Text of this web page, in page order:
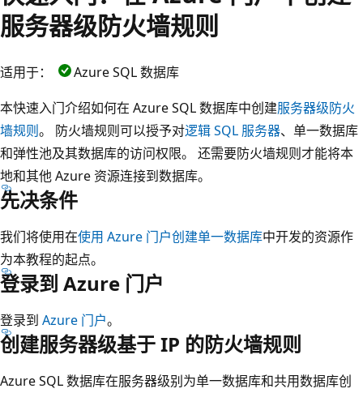
服务器级防火墙规则
适用于：
Azure SQL 数据库
本快速入门介绍如何在 Azure SQL 数据库中创建服务器级防火
墙规则。 防火墙规则可以授予对逻辑 SQL 服务器、单一数据库
和弹性池及其数据库的访问权限。 还需要防火墙规则才能将本
地和其他 Azure 资源连接到数据库。
先决条件
我们将使用在使用 Azure 门户创建单一数据库中开发的资源作
为本教程的起点。
登录到 Azure 门户
登录到 Azure 门户。
创建服务器级基于 IP 的防火墙规则
Azure SQL 数据库在服务器级别为单一数据库和共用数据库创